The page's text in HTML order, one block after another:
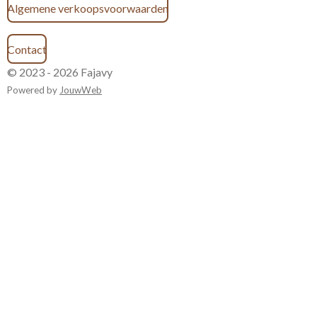
Algemene verkoopsvoorwaarden
Contact
© 2023 - 2026 Fajavy
Powered by JouwWeb